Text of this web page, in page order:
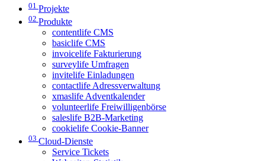
01 Projekte
02 Produkte
contentlife CMS
basiclife CMS
invoicelife Fakturierung
surveylife Umfragen
invitelife Einladungen
contactlife Adressverwaltung
xmaslife Adventkalender
volunteerlife Freiwilligenbörse
saleslife B2B-Marketing
cookielife Cookie-Banner
03 Cloud-Dienste
Service Tickets